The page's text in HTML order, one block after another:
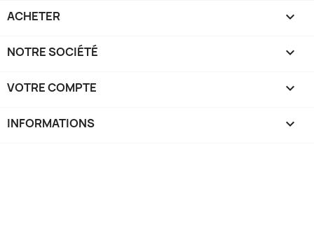
ACHETER 
NOTRE SOCIÉTÉ 
VOTRE COMPTE 
INFORMATIONS keyboard_arrow_down